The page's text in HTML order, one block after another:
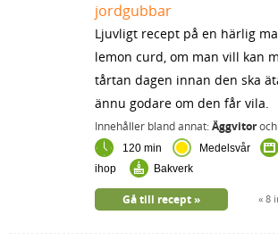
jordgubbar
Ljuvligt recept på en härlig
lemon curd, om man vill kan
tårtan dagen innan den ska
ännu godare om den får vila.
Innehåller bland annat:Äggvitoroch
120 min Medelsvår
ihop
Bakverk
8
Gå till recept